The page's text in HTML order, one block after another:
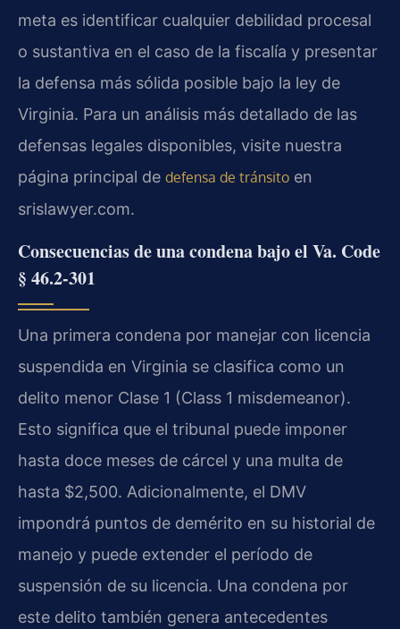
meta es identificar cualquier debilidad procesal
o sustantiva en el caso de la fiscalía y presentar
la defensa más sólida posible bajo la ley de
Virginia. Para un análisis más detallado de las
defensas legales disponibles, visite nuestra
página principal de defensa de tránsito en
srislawyer.com.
Consecuencias de una condena bajo el Va. Code
§ 46.2-301
Una primera condena por manejar con licencia
suspendida en Virginia se clasifica como un
delito menor Clase 1 (Class 1 misdemeanor).
Esto significa que el tribunal puede imponer
hasta doce meses de cárcel y una multa de
hasta $2,500. Adicionalmente, el DMV
impondrá puntos de demérito en su historial de
manejo y puede extender el período de
suspensión de su licencia. Una condena por
este delito también genera antecedentes